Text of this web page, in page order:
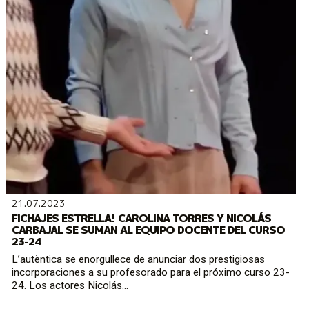
21.07.2023
FICHAJES ESTRELLA! CAROLINA TORRES Y NICOLÁS
CARBAJAL SE SUMAN AL EQUIPO DOCENTE DEL CURSO
23-24
L’autèntica se enorgullece de anunciar dos prestigiosas
incorporaciones a su profesorado para el próximo curso 23-
24. Los actores Nicolás...